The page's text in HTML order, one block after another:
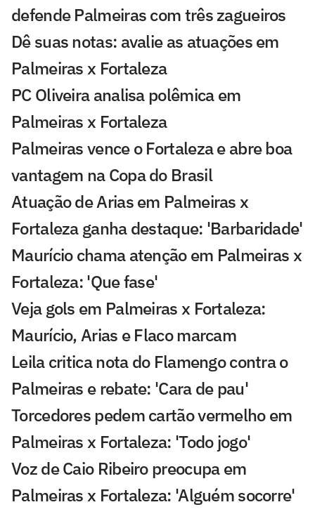
defende Palmeiras com três zagueiros
Dê suas notas: avalie as atuações em
Palmeiras x Fortaleza
PC Oliveira analisa polêmica em
Palmeiras x Fortaleza
Palmeiras vence o Fortaleza e abre boa
vantagem na Copa do Brasil
Atuação de Arias em Palmeiras x
Fortaleza ganha destaque: 'Barbaridade'
Maurício chama atenção em Palmeiras x
Fortaleza: 'Que fase'
Veja gols em Palmeiras x Fortaleza:
Maurício, Arias e Flaco marcam
Leila critica nota do Flamengo contra o
Palmeiras e rebate: 'Cara de pau'
Torcedores pedem cartão vermelho em
Palmeiras x Fortaleza: 'Todo jogo'
Voz de Caio Ribeiro preocupa em
Palmeiras x Fortaleza: 'Alguém socorre'